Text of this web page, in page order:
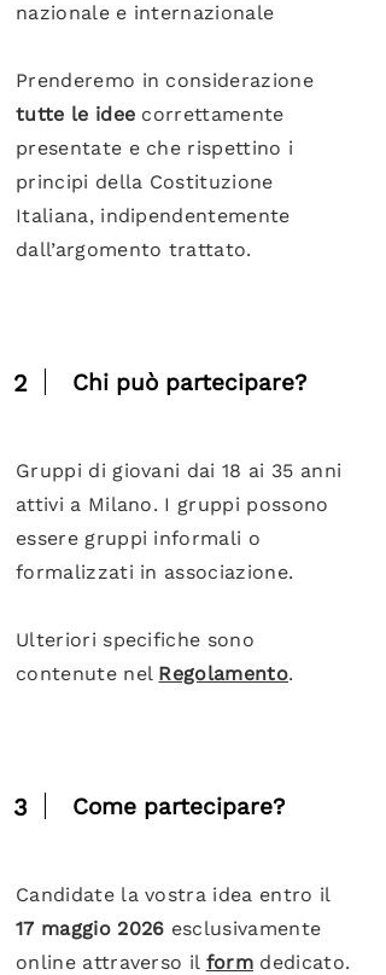
nazionale e internazionale
Prenderemo in considerazione
tutte le idee correttamente
presentate e che rispettino i
principi della Costituzione
Italiana, indipendentemente
dall’argomento trattato.
2 Chi può partecipare?
Gruppi di giovani dai 18 ai 35 anni
attivi a Milano. I gruppi possono
essere gruppi informali o
formalizzati in associazione.
Ulteriori specifiche sono
contenute nel Regolamento.
3 Come partecipare?
Candidate la vostra idea entro il
17 maggio 2026 esclusivamente
online attraverso il form dedicato.